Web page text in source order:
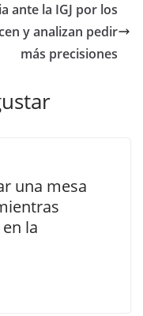
ante la IGJ por los
y analizan pedir
más precisiones
una mesa
la